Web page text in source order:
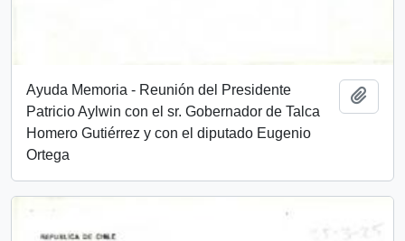
Ayuda Memoria - Reunión del Presidente
Patricio Aylwin con el sr. Gobernador de Talca
Homero Gutiérrez y con el diputado Eugenio
Ortega